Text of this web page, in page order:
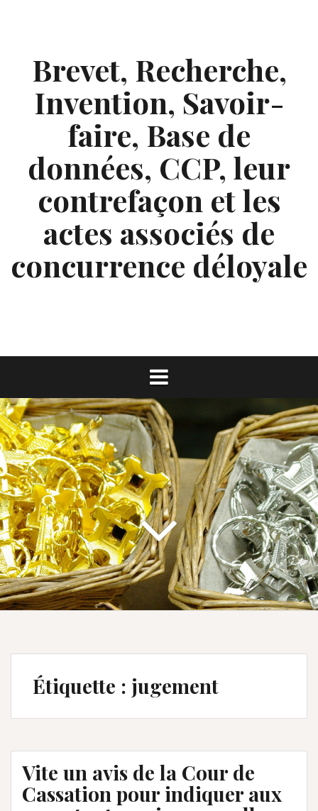
Brevet, Recherche,
Invention, Savoir-
faire, Base de
données, CCP, leur
contrefaçon et les
actes associés de
concurrence déloyale
Étiquette : jugement
Vite un avis de la Cour de
Cassation pour indiquer aux